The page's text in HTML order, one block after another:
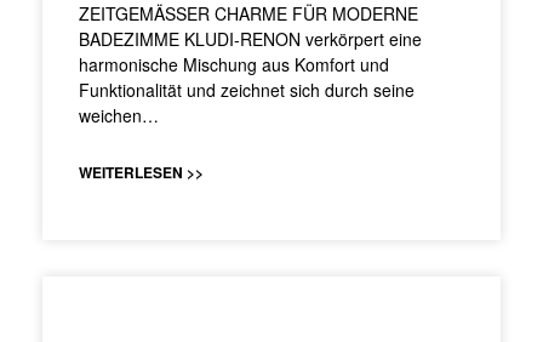
ZEITGEMÄSSER CHARME FÜR MODERNE
BADEZIMME KLUDI-RENON verkörpert eine
harmonische Mischung aus Komfort und
Funktionalität und zeichnet sich durch seine
weichen…
WEITERLESEN >>